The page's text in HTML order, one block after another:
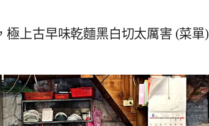
極上古早味乾麵黑白切太厲害 (菜單)